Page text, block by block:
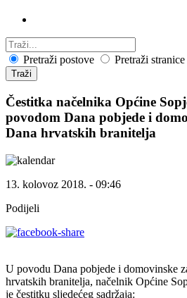
Pretraži postove Pretraži stranice
Traži
Čestitka načelnika Općine
povodom Dana pobjede i
Dana hrvatskih branitelja
13. kolovoz 2018. - 09:46
Podijeli
U povodu Dana pobjede i domovinske
hrvatskih branitelja, načelnik Općine
je čestitku sljedećeg sadržaja: